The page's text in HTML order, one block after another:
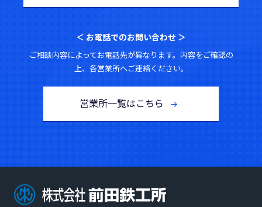
＜ お電話でのお問い合わせ ＞
ご相談内容によってお電話先が異なります。内容をご確認の
上、各営業所へご連絡ください。
営業所一覧はこちら